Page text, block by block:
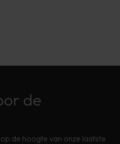
de
de hoogte van onze laatste